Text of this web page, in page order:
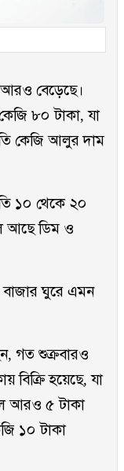
আরও বেড়েছে।
৮০ টাকা, যা
কেজি আলুর দাম
১০ থেকে ২০
আছে ডিম ও
বাজার ঘুরে এমন
গত শুক্রবারও
বিক্রি হয়েছে, যা
আরও ৫ টাকা
১০ টাকা